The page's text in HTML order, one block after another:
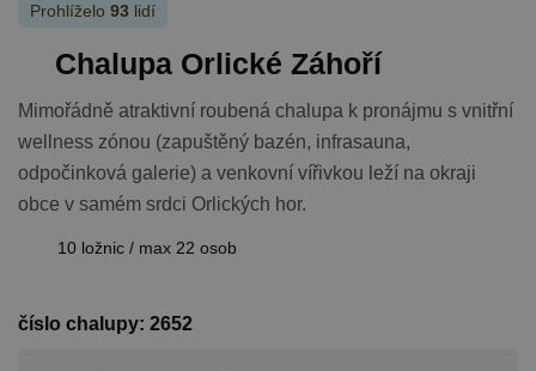
Prohlíželo 93 lidí
Chalupa Orlické Záhoří
Mimořádně atraktivní roubená chalupa k pronájmu s vnitřní
wellness zónou (zapuštěný bazén, infrasauna,
odpočinková galerie) a venkovní vířivkou leží na okraji
obce v samém srdci Orlických hor.
10 ložnic / max 22 osob
číslo chalupy: 2652